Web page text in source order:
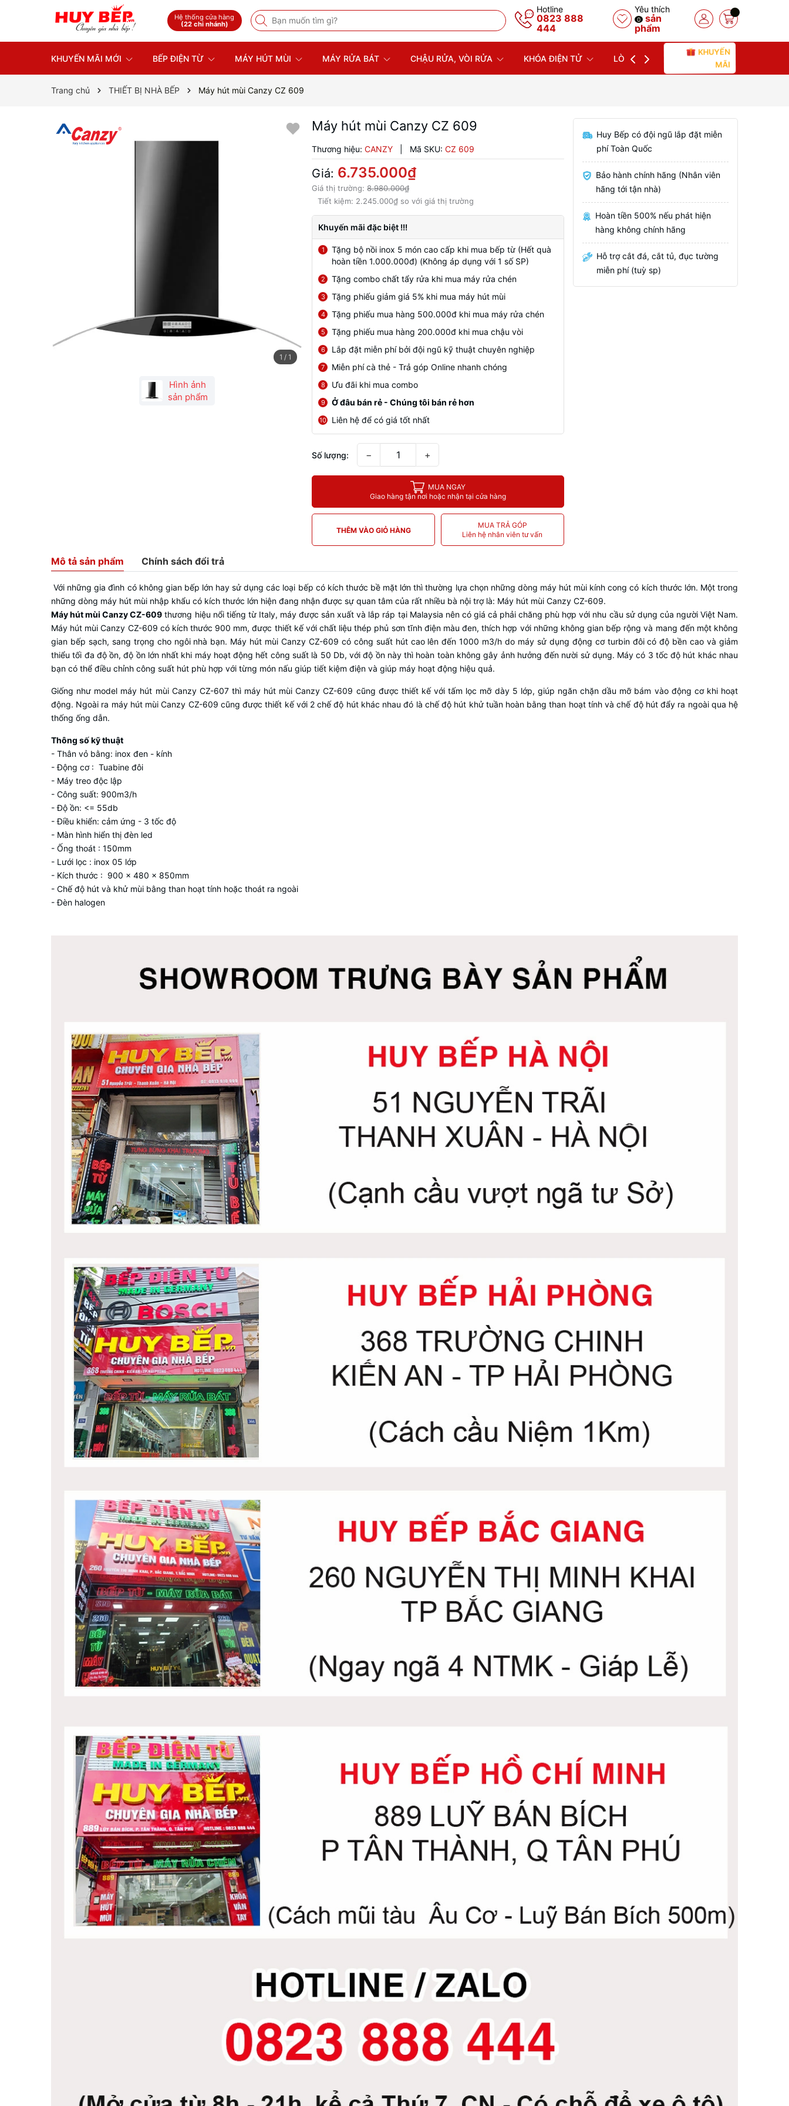
Hệ thống cửa hàng
(22 chi nhánh)
Hotline
0823 888
444
Yêu thích
0
sản
phẩm
KHUYẾN MÃI MỚI BẾP ĐIỆN TỪ MÁY HÚT MÙI MÁY RỬA BÁT CHẬU RỬA, VÒI RỬA KHÓA ĐIỆN TỬ LÒ NƯỚNG LÒ VI SÓNG
KHUYẾN
MÃI
Trang chủ THIẾT BỊ NHÀ BẾP Máy hút mùi Canzy CZ 609
1 / 1
Hình ảnh
sản phẩm
Máy hút mùi Canzy CZ 609
Thương hiệu: CANZY Mã SKU: CZ 609
Giá: 6.735.000₫
Giá thị trường:8.980.000₫
Tiết kiệm: 2.245.000₫ so với giá thị trường
Khuyến mãi đặc biệt !!!
1
Tặng bộ nồi inox 5 món cao cấp khi mua bếp từ (Hết quà
hoàn tiền 1.000.000đ) (Không áp dụng với 1 số SP)
2 Tặng combo chất tẩy rửa khi mua máy rửa chén
3 Tặng phiếu giảm giá 5% khi mua máy hút mùi
4 Tặng phiếu mua hàng 500.000đ khi mua máy rửa chén
5 Tặng phiếu mua hàng 200.000đ khi mua chậu vòi
6 Lắp đặt miễn phí bởi đội ngũ kỹ thuật chuyên nghiệp
7 Miễn phí cà thẻ - Trả góp Online nhanh chóng
8 Ưu đãi khi mua combo
9 Ở đâu bán rẻ - Chúng tôi bán rẻ hơn
10 Liên hệ để có giá tốt nhất
Số lượng: − +
MUA NGAY
Giao hàng tận nơi hoặc nhận tại cửa hàng
THÊM VÀO GIỎ HÀNG
MUA TRẢ GÓP
Liên hệ nhân viên tư vấn
Huy Bếp có đội ngũ lắp đặt miễn
phí Toàn Quốc
Bảo hành chính hãng (Nhân viên
hãng tới tận nhà)
Hoàn tiền 500% nếu phát hiện
hàng không chính hãng
Hỗ trợ cắt đá, cắt tủ, đục tường
miễn phí (tuỳ sp)
Mô tả sản phẩm Chính sách đổi trả
Với những gia đình có không gian bếp lớn hay sử dụng các loại bếp có kích thước bề mặt lớn thì thường lựa chọn những dòng máy hút mùi kính cong có kích thước lớn. Một trong
những dòng máy hút mùi nhập khẩu có kích thước lớn hiện đang nhận được sự quan tâm của rất nhiều bà nội trợ là: Máy hút mùi Canzy CZ-609.
Máy hút mùi Canzy CZ-609 thương hiệu nổi tiếng từ Italy, máy được sản xuất và lắp ráp tại Malaysia nên có giá cả phải chăng phù hợp với nhu cầu sử dụng của người Việt Nam.
Máy hút mùi Canzy CZ-609 có kích thước 900 mm, được thiết kế với chất liệu thép phủ sơn tĩnh điện màu đen, thích hợp với những không gian bếp rộng và mang đến một không
gian bếp sạch, sang trọng cho ngôi nhà bạn. Máy hút mùi Canzy CZ-609 có công suất hút cao lên đến 1000 m3/h do máy sử dụng động cơ turbin đôi có độ bền cao và giảm
thiểu tối đa độ ồn, độ ồn lớn nhất khi máy hoạt động hết công suất là 50 Db, với độ ồn này thì hoàn toàn không gây ảnh hưởng đến nười sử dụng. Máy có 3 tốc độ hút khác nhau
bạn có thể điều chỉnh công suất hút phù hợp với từng món nấu giúp tiết kiệm điện và giúp máy hoạt động hiệu quả.
Giống như model máy hút mùi Canzy CZ-607 thì máy hút mùi Canzy CZ-609 cũng được thiết kế với tấm lọc mỡ dày 5 lớp, giúp ngăn chặn dầu mỡ bám vào động cơ khi hoạt
động. Ngoài ra máy hút mùi Canzy CZ-609 cũng được thiết kế với 2 chế độ hút khác nhau đó là chế độ hút khử tuần hoàn bằng than hoạt tính và chế độ hút đẩy ra ngoài qua hệ
thống ống dẫn.
Thông số kỹ thuật
- Thân vỏ bằng: inox đen - kính
- Động cơ : Tuabine đôi
- Máy treo độc lập
- Công suất: 900m3/h
- Độ ồn: <= 55db
- Điều khiển: cảm ứng - 3 tốc độ
- Màn hình hiển thị đèn led
- Ống thoát : 150mm
- Lưới lọc : inox 05 lớp
- Kích thước : 900 x 480 x 850mm
- Chế độ hút và khử mùi bằng than hoạt tính hoặc thoát ra ngoài
- Đèn halogen